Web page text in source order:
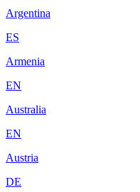
Argentina
ES
Armenia
EN
Australia
EN
Austria
DE